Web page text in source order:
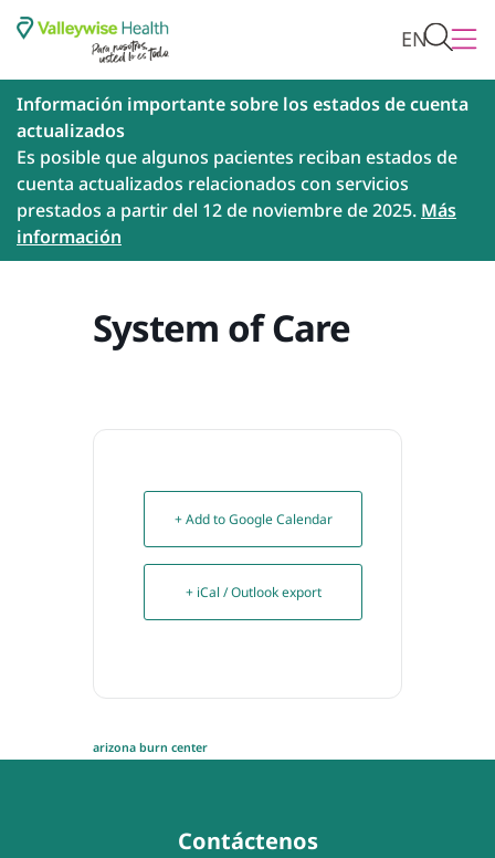
EN
Información importante sobre los estados de cuenta
actualizados
Es posible que algunos pacientes reciban estados de
cuenta actualizados relacionados con servicios
prestados a partir del 12 de noviembre de 2025. Más
información
System of Care
+ Add to Google Calendar
+ iCal / Outlook export
arizona burn center
Contáctenos